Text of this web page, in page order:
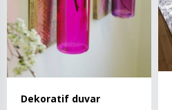
Dekoratif duvar